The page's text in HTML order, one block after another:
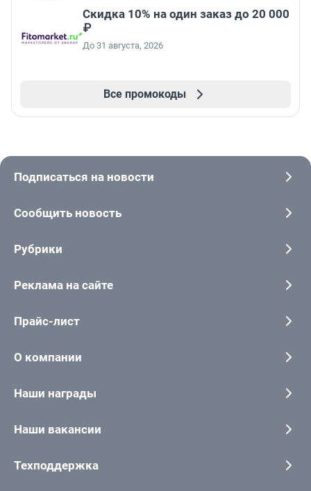
Скидка 10% на один заказ до 20 000
₽
До 31 августа, 2026
Все промокоды
Подписаться на новости
Сообщить новость
Рубрики
Реклама на сайте
Прайс-лист
О компании
Наши награды
Наши вакансии
Техподдержка